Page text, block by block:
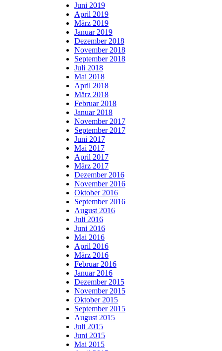
Juni 2019
April 2019
März 2019
Januar 2019
Dezember 2018
November 2018
September 2018
Juli 2018
Mai 2018
April 2018
März 2018
Februar 2018
Januar 2018
November 2017
September 2017
Juni 2017
Mai 2017
April 2017
März 2017
Dezember 2016
November 2016
Oktober 2016
September 2016
August 2016
Juli 2016
Juni 2016
Mai 2016
April 2016
März 2016
Februar 2016
Januar 2016
Dezember 2015
November 2015
Oktober 2015
September 2015
August 2015
Juli 2015
Juni 2015
Mai 2015